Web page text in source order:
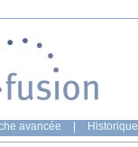
avancée